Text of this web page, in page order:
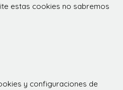
estas cookies no sabremos
y configuraciones de